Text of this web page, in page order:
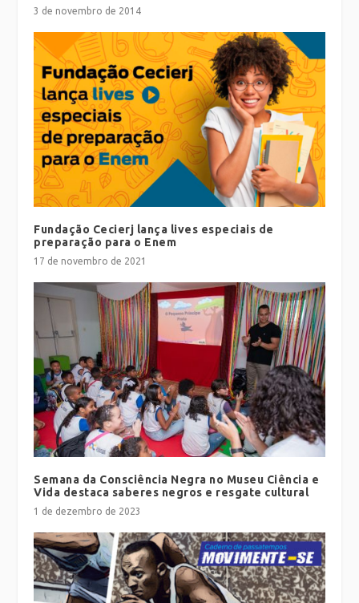
3 de novembro de 2014
Fundação Cecierj lança lives especiais de
preparação para o Enem
17 de novembro de 2021
Semana da Consciência Negra no Museu Ciência e
Vida destaca saberes negros e resgate cultural
1 de dezembro de 2023